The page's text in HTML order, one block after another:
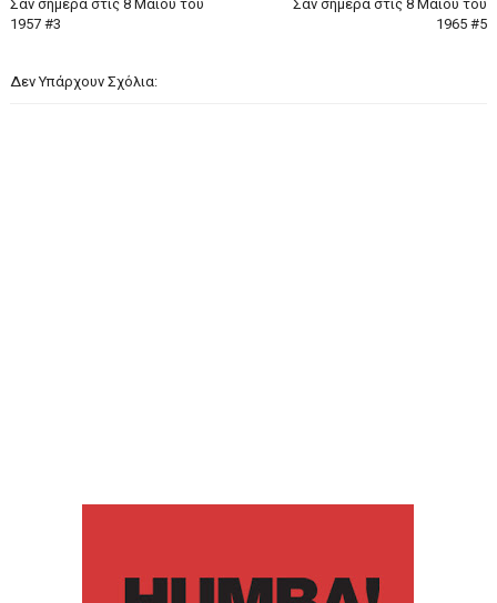
Σαν σήμερα στις 8 Μαΐου του
1965 #5
Σαν σήμερα στις 8 Μαΐου του
1957 #3
Δεν Υπάρχουν Σχόλια: